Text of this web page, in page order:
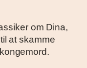
om Dina,
at skamme